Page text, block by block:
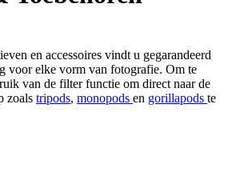
en accessoires vindt u gegarandeerd
voor elke vorm van fotografie. Om te
van de filter functie om direct naar de
zoals tripods, monopods en gorillapods te